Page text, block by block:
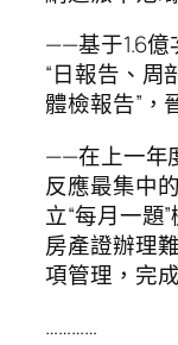
——基于1.6億
“日報告、周
體檢報告”，
——在上一年
反應最集中
立“每月一題
房產證辦理
項管理，完
…………